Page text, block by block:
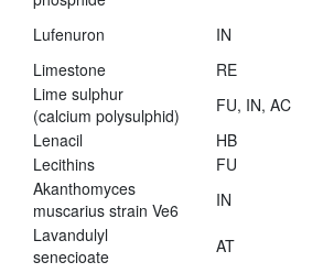
Lufenuron IN
Limestone
RE
Lime sulphur
(calcium polysulphid)
FU, IN, AC
Lenacil
HB
Lecithins
FU
Akanthomyces
muscarius strain Ve6
IN
Lavandulyl
senecioate
AT